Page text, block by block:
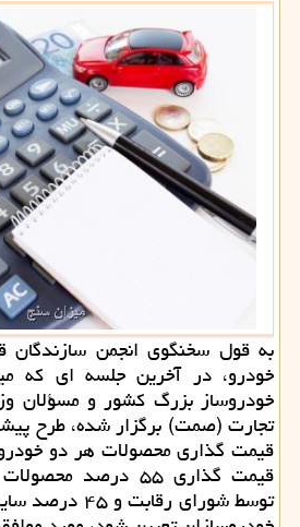
به قول سخنگوی انجمن
خودرو، در آخرین جلسه ای كه
خودروساز بزرگ كشور و مسؤلان
تجارت (صمت) برگزار شده، طرح
قیمت گذاری محصولات هر دو
قیمت گذاری ۵۵
توسط شورای